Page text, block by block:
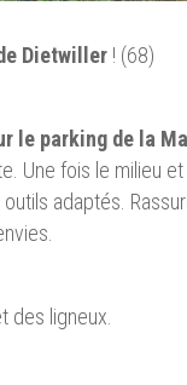
Dietwiller ! (68)
le parking de la
Une fois le milieu
adaptés.
des ligneux.